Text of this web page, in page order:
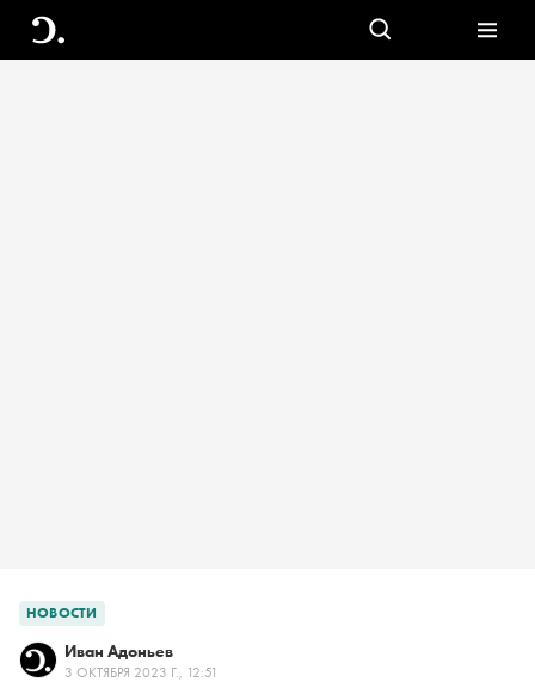
НОВОСТИ
Иван Адоньев
3 ОКТЯБРЯ 2023 Г., 12:51